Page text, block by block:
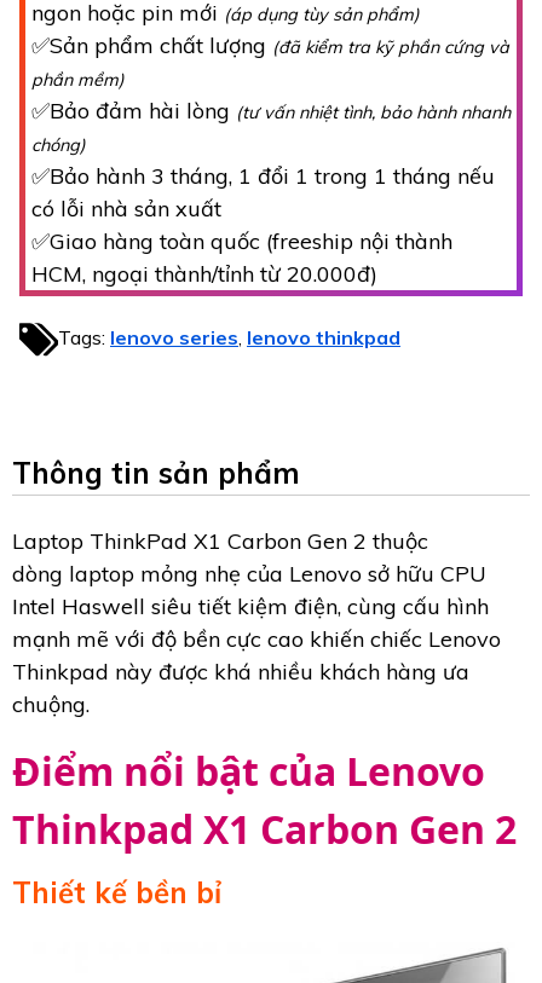
ngon hoặc pin mới (áp dụng tùy sản phẩm)
✅Sản phẩm chất lượng (đã kiểm tra kỹ phần cứng và
phần mềm)
✅Bảo đảm hài lòng (tư vấn nhiệt tình, bảo hành nhanh
chóng)
✅Bảo hành 3 tháng, 1 đổi 1 trong 1 tháng nếu
có lỗi nhà sản xuất
✅Giao hàng toàn quốc (freeship nội thành
HCM, ngoại thành/tỉnh từ 20.000đ)
Tags: lenovo series lenovo thinkpad
Thông tin sản phẩm
Laptop ThinkPad X1 Carbon Gen 2 thuộc
dòng laptop mỏng nhẹ của Lenovo sở hữu CPU
Intel Haswell siêu tiết kiệm điện, cùng cấu hình
mạnh mẽ với độ bền cực cao khiến chiếc Lenovo
Thinkpad này được khá nhiều khách hàng ưa
chuộng.
Điểm nổi bật của Lenovo
Thinkpad X1 Carbon Gen 2
Thiết kế bền bỉ